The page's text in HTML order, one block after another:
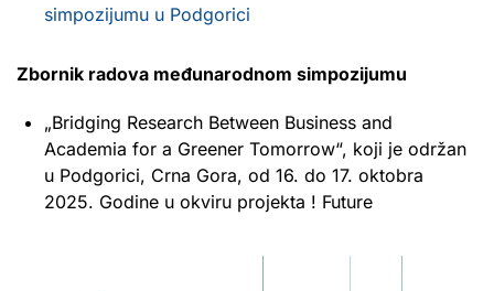
simpozijumu u Podgorici
Zbornik radova međunarodnom simpozijumu
„Bridging Research Between Business and
Academia for a Greener Tomorrow“, koji je održan
u Podgorici, Crna Gora, od 16. do 17. oktobra
2025. Godine u okviru projekta ! Future